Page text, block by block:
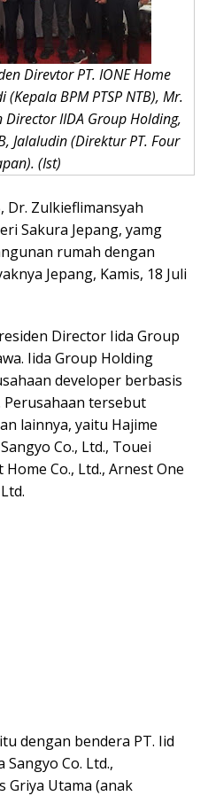
Direvtor PT. IONE Home
BPM PTSP NTB), Mr.
Director IIDA Group Holding,
Jalaludin (Direktur PT. Four
(Ist)
Dr. Zulkieflimansyah
Sakura Jepang, yamg
rumah dengan
Jepang, Kamis, 18 Juli
Director Iida Group
Iida Group Holding
developer berbasis
Perusahaan tersebut
lainnya, yaitu Hajime
Co., Ltd., Touei
Co., Ltd., Arnest One
dengan bendera PT. Iid
Co. Ltd.,
Griya Utama (anak